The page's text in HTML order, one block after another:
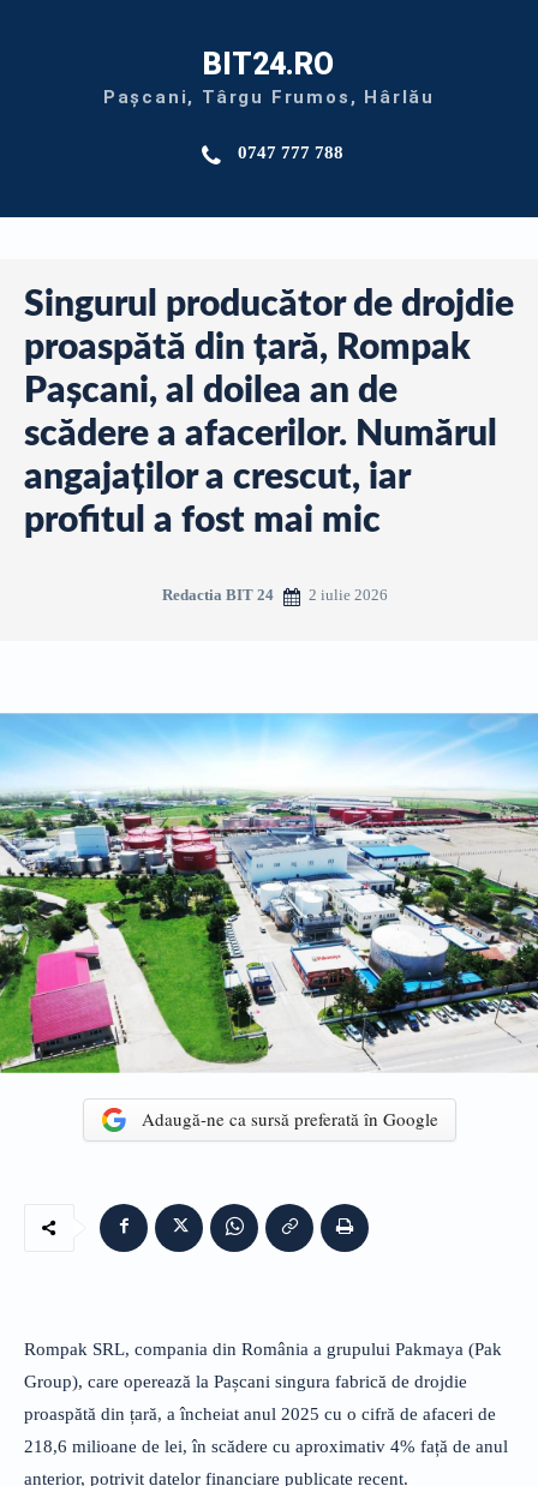
BIT24.RO
Pașcani, Târgu Frumos, Hârlău
0747 777 788
Singurul producător de drojdie
proaspătă din țară, Rompak
Pașcani, al doilea an de
scădere a afacerilor. Numărul
angajaților a crescut, iar
profitul a fost mai mic
Redactia BIT 24 2 iulie 2026
Adaugă-ne ca sursă preferată în Google
Rompak SRL, compania din România a grupului Pakmaya (Pak
Group), care operează la Pașcani singura fabrică de drojdie
proaspătă din țară, a încheiat anul 2025 cu o cifră de afaceri de
218,6 milioane de lei, în scădere cu aproximativ 4% față de anul
anterior, potrivit datelor financiare publicate recent.